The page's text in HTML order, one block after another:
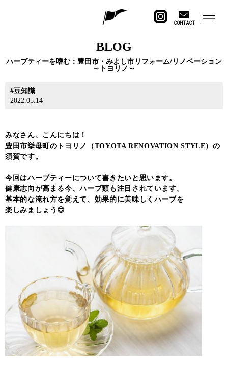
CONTACT
BLOG
ハーブティーを嗜む：豊田市・みよし市リフォーム/リノベーション
～トヨリノ～
豆知識
2022.05.14
みなさん、こんにちは！
豊田市挙母町のトヨリノ（TOYOTA RENOVATION STYLE）の
須賀です。
今回はハーブティーについて書きたいと思います。
健康志向が高まる今、ハーブ類も注目されています。
基本的な淹れ方を覚えて、効果的に美味しくハーブを
楽しみましょう😊